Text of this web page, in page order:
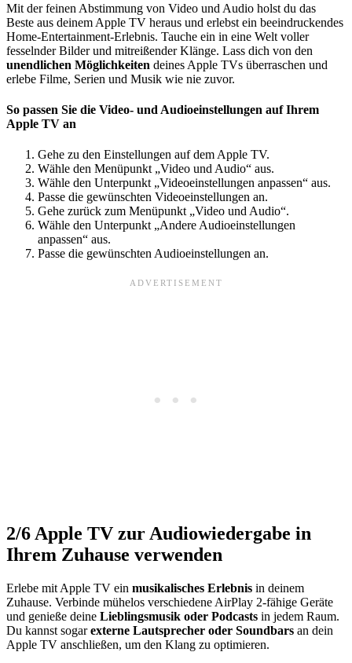
Mit der feinen Abstimmung von Video und Audio holst du das
Beste aus deinem Apple TV heraus und erlebst ein beeindruckendes
Home-Entertainment-Erlebnis. Tauche ein in eine Welt voller
fesselnder Bilder und mitreißender Klänge. Lass dich von den
unendlichen Möglichkeiten deines Apple TVs überraschen und
erlebe Filme, Serien und Musik wie nie zuvor.
So passen Sie die Video- und Audioeinstellungen auf Ihrem
Apple TV an
Gehe zu den Einstellungen auf dem Apple TV.
Wähle den Menüpunkt „Video und Audio“ aus.
Wähle den Unterpunkt „Videoeinstellungen anpassen“ aus.
Passe die gewünschten Videoeinstellungen an.
Gehe zurück zum Menüpunkt „Video und Audio“.
Wähle den Unterpunkt „Andere Audioeinstellungen
anpassen“ aus.
Passe die gewünschten Audioeinstellungen an.
2/6 Apple TV zur Audiowiedergabe in
Ihrem Zuhause verwenden
Erlebe mit Apple TV ein musikalisches Erlebnis in deinem
Zuhause. Verbinde mühelos verschiedene AirPlay 2-fähige Geräte
und genieße deine Lieblingsmusik oder Podcasts in jedem Raum.
Du kannst sogarexterne Lautsprecher oder Soundbars an dein
Apple TV anschließen, um den Klang zu optimieren.